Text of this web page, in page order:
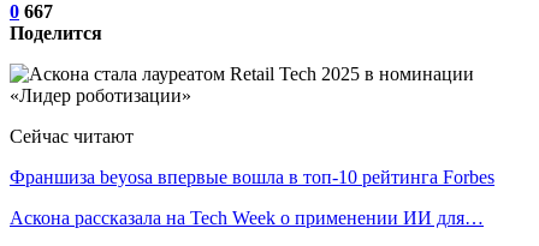
0 667
Поделится
Сейчас читают
Франшиза beyosa впервые вошла в топ-10 рейтинга Forbes
Аскона рассказала на Tech Week о применении ИИ для…